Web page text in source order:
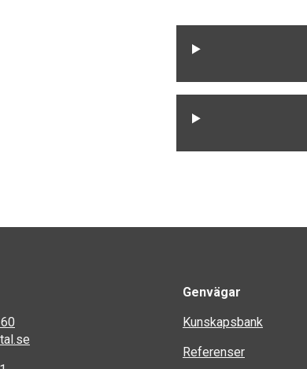
Genvägar
Kunskapsbank
Referenser